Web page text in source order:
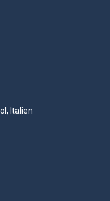
Italien